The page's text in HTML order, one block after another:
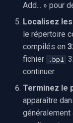
Add... » pour
Localisez
le répertoire
compilés en
fichier
.bpl
continuer.
Terminez le
apparaître